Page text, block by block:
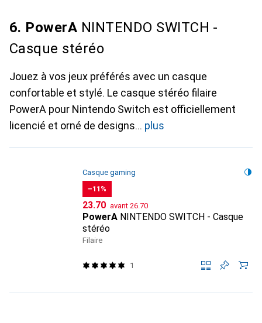
6. PowerA NINTENDO SWITCH -
Casque stéréo
Jouez à vos jeux préférés avec un casque
confortable et stylé. Le casque stéréo filaire
PowerA pour Nintendo Switch est officiellement
licencié et orné de designs
plus
Casque gaming
−11%
CHF
23.70 avant CHF
26.70
PowerA NINTENDO SWITCH - Casque
stéréo
Filaire
1